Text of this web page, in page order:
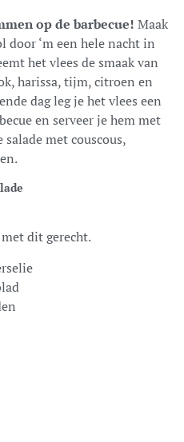
op de barbecue! Maak
door ‘m een hele nacht in
het vlees de smaak van
harissa, tijm, citroen en
dag leg je het vlees een
en serveer je hem met
met couscous,
dit gerecht.